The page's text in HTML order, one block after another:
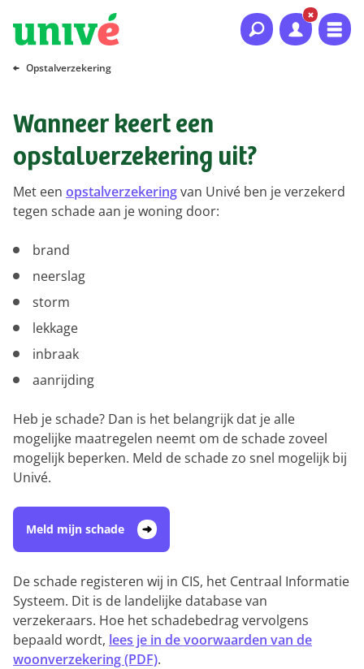
Naar hoofdinhoud
Naar hoofdnavigatie
Naar footer
Opstalverzekering
Wanneer keert een
opstalverzekering uit?
Met een opstalverzekeringvan Univé ben je verzekerd
tegen schade aan je woning door:
brand
neerslag
storm
lekkage
inbraak
aanrijding
Heb je schade? Dan is het belangrijk dat je alle
mogelijke maatregelen neemt om de schade zoveel
mogelijk beperken. Meld de schade zo snel mogelijk bij
Univé.
Meld mijn schade
De schade registeren wij in CIS, het Centraal Informatie
Systeem. Dit is de landelijke database van
verzekeraars. Hoe het schadebedrag vervolgens
bepaald wordt, lees je in de voorwaarden van de
woonverzekering (PDF).